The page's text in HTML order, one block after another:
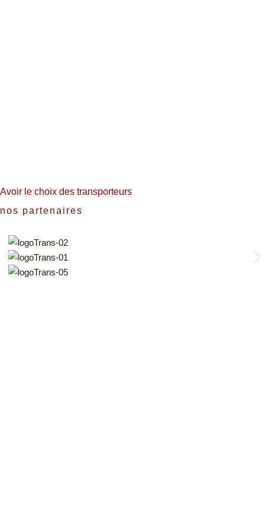
Avoir le choix des transporteurs
nos partenaires